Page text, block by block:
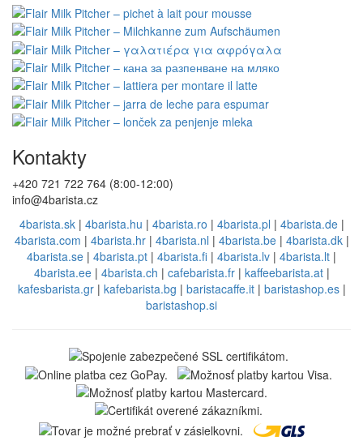
Kontakty
+420 721 722 764 (8:00-12:00)
info@4barista.cz
4barista.sk| 4barista.hu | 4barista.ro | 4barista.pl | 4barista.de|
4barista.com | 4barista.hr| 4barista.nl | 4barista.be| 4barista.dk|
4barista.se | 4barista.pt | 4barista.fi | 4barista.lv | 4barista.lt |
4barista.ee| 4barista.ch | cafebarista.fr| kaffeebarista.at|
kafesbarista.gr| kafebarista.bg | baristacaffe.it| baristashop.es|
baristashop.si